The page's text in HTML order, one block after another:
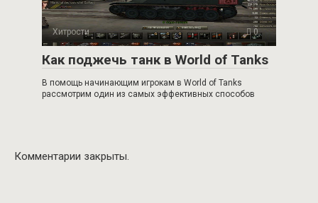
Хитрости 0
Как поджечь танк в World of Tanks
В помощь начинающим игрокам в World of Tanks
рассмотрим один из самых эффективных способов
Комментарии закрыты.